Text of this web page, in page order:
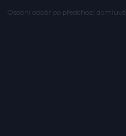
Osobní odběr po předchozí domluvě.